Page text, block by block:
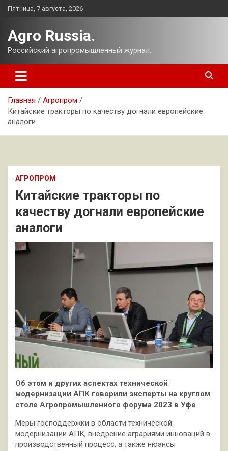
Перейти
Пятница, 7 августа, 2026
Agro Russia.
Российский агропромышленный журнал.
Главная
Агропром
Китайские тракторы по качеству догнали европейские
аналоги
АГРОПРОМ
Китайские тракторы по
качеству догнали европейские
аналоги
Об этом и других аспектах технической
модернизации АПК говорили эксперты на круглом
столе Агропромышленного форума 2023 в Уфе
Меры господдержки в области технической
модернизации АПК, внедрение аграриями инноваций в
производственный процесс, а также нюансы